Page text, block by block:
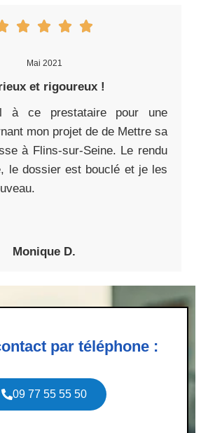
Mai 2021
et rigoureux !
à ce prestataire pour une
mon projet de de Mettre sa
à Flins-sur-Seine. Le rendu
le dossier est bouclé et je les
Monique D.
par téléphone :
09 77 55 55 50